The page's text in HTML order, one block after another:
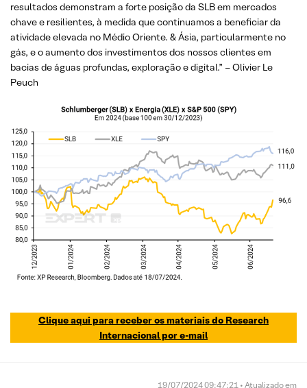
resultados demonstram a forte posição da SLB em mercados
chave e resilientes, à medida que continuamos a beneficiar da
atividade elevada no Médio Oriente. & Ásia, particularmente no
gás, e o aumento dos investimentos dos nossos clientes em
bacias de águas profundas, exploração e digital.” – Olivier Le
Peuch
Clique aqui para receber os materiais do Research
Internacional por e-mail
19/07/2024 09:47:21 • Atualizado em